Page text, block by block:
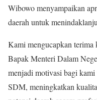
Wibowo menyampaikan
daerah untuk
Kami mengucapkan terima
Bapak Menteri Dalam
menjadi motivasi bagi
SDM, meningkatkan